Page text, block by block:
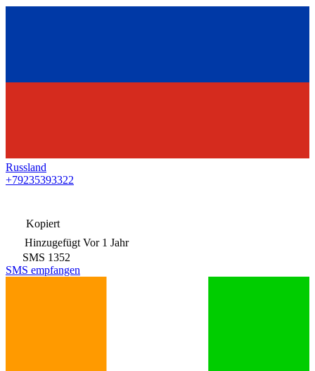
Russland
+79235393322
Kopiert
Hinzugefügt Vor 1 Jahr
SMS 1352
SMS empfangen